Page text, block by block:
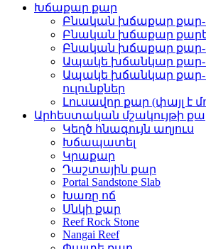
Խճաքար քար
Բնական խճաքար
Բնական խճաքար
Բնական խճաքար
Ապակե խճանկար
Ապակե խճանկար
ուլունքներ
Լուսավոր քար (փայլ է
Արհեստական ​​մշակույթի
Կեղծ հնագույն աղյուս
Խճապատել
Կրաքար
Դաշտային քար
Portal Sandstone Slab
Խառը ոճ
Սնկի քար
Reef Rock Stone
Nangai Reef